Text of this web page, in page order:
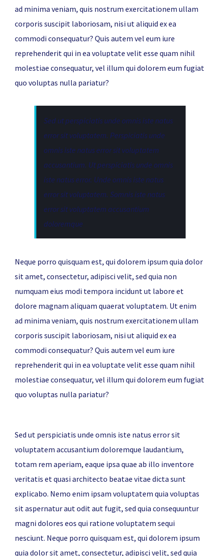
ad minima veniam, quis nostrum exercitationem ullam
corporis suscipit laboriosam, nisi ut aliquid ex ea
commodi consequatur? Quis autem vel eum iure
reprehenderit qui in ea voluptate velit esse quam nihil
molestiae consequatur, vel illum qui dolorem eum fugiat
quo voluptas nulla pariatur?
Sed ut perspiciatis unde omnis iste natus
error sit voluptatem. Perspiciatis unde
omnis iste natus error sit voluptatem
accusantium. Ut perspiciatis unde omnis
iste natus error. Unde omnis iste natus
error sit voluptatem. Somnis iste natus
error sit voluptatem accusantium
doloremque
Neque porro quisquam est, qui dolorem ipsum quia dolor
sit amet, consectetur, adipisci velit, sed quia non
numquam eius modi tempora incidunt ut labore et
dolore magnam aliquam quaerat voluptatem. Ut enim
ad minima veniam, quis nostrum exercitationem ullam
corporis suscipit laboriosam, nisi ut aliquid ex ea
commodi consequatur? Quis autem vel eum iure
reprehenderit qui in ea voluptate velit esse quam nihil
molestiae consequatur, vel illum qui dolorem eum fugiat
quo voluptas nulla pariatur?
Sed ut perspiciatis unde omnis iste natus error sit
voluptatem accusantium doloremque laudantium,
totam rem aperiam, eaque ipsa quae ab illo inventore
veritatis et quasi architecto beatae vitae dicta sunt
explicabo. Nemo enim ipsam voluptatem quia voluptas
sit aspernatur aut odit aut fugit, sed quia consequuntur
magni dolores eos qui ratione voluptatem sequi
nesciunt. Neque porro quisquam est, qui dolorem ipsum
quia dolor sit amet, consectetur, adipisci velit, sed quia